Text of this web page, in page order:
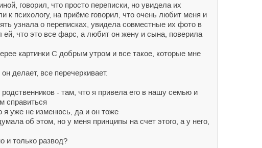
говорил, что просто переписки, но увидела их
психологу, на приёме говорил, что очень любит меня и
узнала о переписках, увидела совместные их фото в
ей, что это все фарс, а любит он жену и сына, поверила
картинки С добрым утром и все такое, которые мне
делает, все перечеркивает.
- там, что я привела его в нашу семью и
справиться
я уже не изменюсь, да и он тоже
об этом, но у меня принципы на счет этого, а у него,
и только развод?